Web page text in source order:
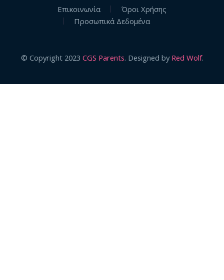
Επικοινωνία
Όροι Χρήσης
Προσωπικά Δεδομένα
© Copyright 2023 CGS Parents. Designed by Red Wolf.